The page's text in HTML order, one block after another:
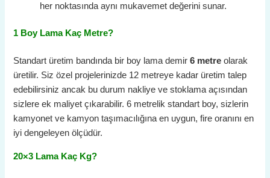
her noktasında aynı mukavemet değerini sunar.
1 Boy Lama Kaç Metre?
Standart üretim bandında bir boy lama demir6 metre olarak
üretilir. Siz özel projelerinizde 12 metreye kadar üretim talep
edebilirsiniz ancak bu durum nakliye ve stoklama açısından
sizlere ek maliyet çıkarabilir. 6 metrelik standart boy, sizlerin
kamyonet ve kamyon taşımacılığına en uygun, fire oranını en
iyi dengeleyen ölçüdür.
20×3 Lama Kaç Kg?